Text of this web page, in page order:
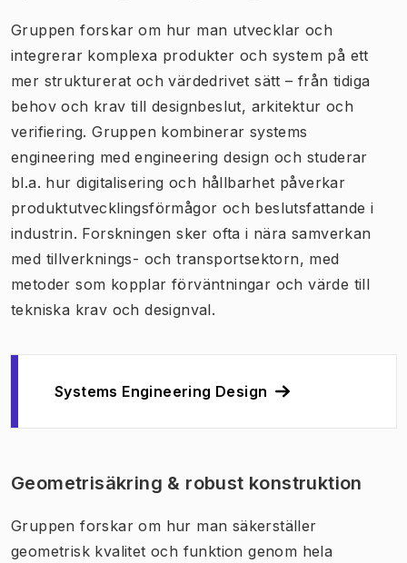
Gruppen forskar om hur man utvecklar och
integrerar komplexa produkter och system på ett
mer strukturerat och värdedrivet sätt – från tidiga
behov och krav till designbeslut, arkitektur och
verifiering. Gruppen kombinerar systems
engineering med engineering design och studerar
bl.a. hur digitalisering och hållbarhet påverkar
produktutvecklingsförmågor och beslutsfattande i
industrin. Forskningen sker ofta i nära samverkan
med tillverknings- och transportsektorn, med
metoder som kopplar förväntningar och värde till
tekniska krav och designval.
Systems Engineering Design
Geometrisäkring & robust konstruktion
Gruppen forskar om hur man säkerställer
geometrisk kvalitet och funktion genom hela